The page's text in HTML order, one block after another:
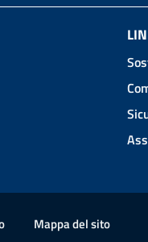
Mappadel sito